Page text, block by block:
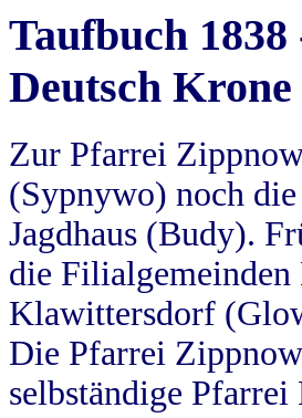
Taufbuch
Deutsch Krone
Zur Pfarrei
(Sypnywo) noch
Jagdhaus (Budy).
die
Klawittersdorf
Die Pfarrei
selbständige